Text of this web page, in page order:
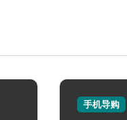
手机导购